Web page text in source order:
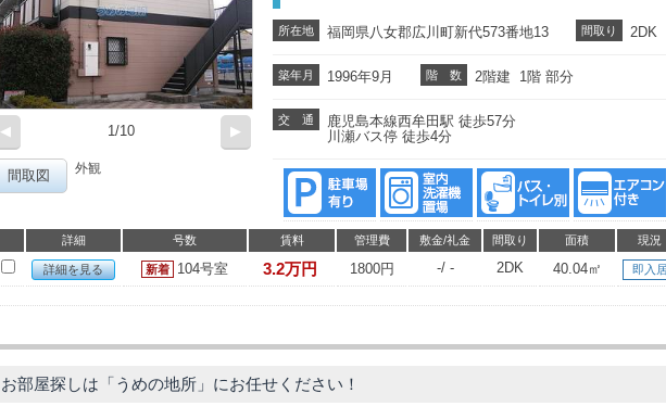
◀ 1/10 ▶
間取図 外観
所在地 福岡県八女郡広川町新代573番地13 間取り 2DK
築年月 1996年9月 階 数 2階建 1階 部分
交 通
鹿児島本線西牟田駅 徒歩57分
川瀬バス停 徒歩4分
詳細 号数 賃料 管理費 敷金/礼金 間取り 面積 現況
詳細を見る 104号室 3.2万円 1800円 -/ - 2DK 40.04㎡ 即入
お部屋探しは「うめの地所」にお任せください！